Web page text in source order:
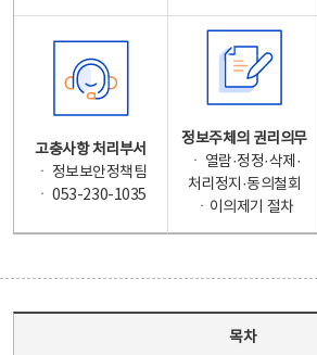
고충사항 처리부서
ㆍ 정보보안정책팀
ㆍ 053-230-1035
정보주체의 권리의무
ㆍ 열람·정정·삭제·
처리정지·동의철회
ㆍ이의제기 절차
목차